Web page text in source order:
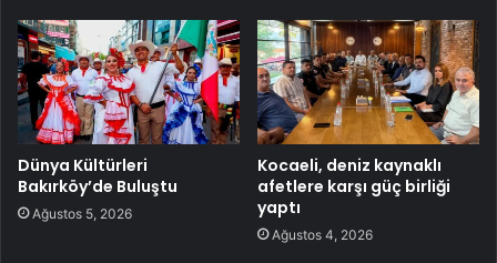
Dünya Kültürleri
Bakırköy’de Buluştu
Ağustos 5, 2026
Kocaeli, deniz kaynaklı
afetlere karşı güç birliği
yaptı
Ağustos 4, 2026